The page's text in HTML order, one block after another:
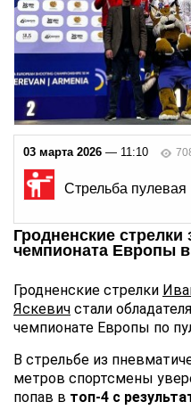
03 марта 2026 — 11:10
Стрельба пулевая
Гродненские
чемпионата Европы
Гродненские стрелки
Яскевич стали
чемпионате Европы по
В стрельбе из
метров спортсмены
попав в топ-4 с